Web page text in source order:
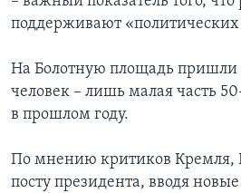
поддерживают
На Болотную площадь пришли
человек – лишь малая часть
в прошлом году.
По мнению критиков Кремля,
посту президента, вводя